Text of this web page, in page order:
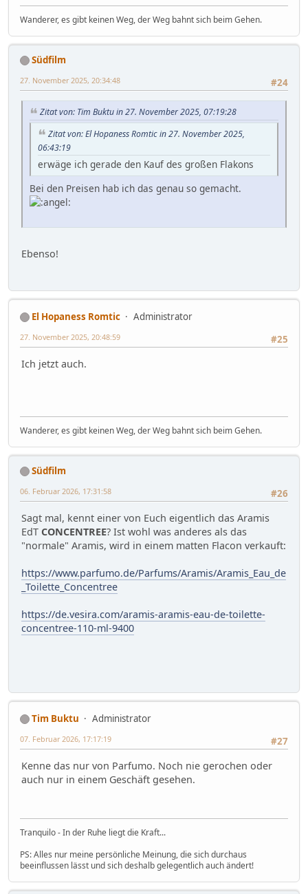
Wanderer, es gibt keinen Weg, der Weg bahnt sich beim Gehen.
Südfilm
#24
27. November 2025, 20:34:48
Zitat von: Tim Buktu in 27. November 2025, 07:19:28
Zitat von: El Hopaness Romtic in 27. November 2025,
06:43:19
erwäge ich gerade den Kauf des großen Flakons
Bei den Preisen hab ich das genau so gemacht.
Ebenso!
El Hopaness Romtic
Administrator
#25
27. November 2025, 20:48:59
Ich jetzt auch.
Wanderer, es gibt keinen Weg, der Weg bahnt sich beim Gehen.
Südfilm
#26
06. Februar 2026, 17:31:58
Sagt mal, kennt einer von Euch eigentlich das Aramis
EdT CONCENTREE? Ist wohl was anderes als das
"normale" Aramis, wird in einem matten Flacon verkauft:
https://www.parfumo.de/Parfums/Aramis/Aramis_Eau_de
_Toilette_Concentree
https://de.vesira.com/aramis-aramis-eau-de-toilette-
concentree-110-ml-9400
Tim Buktu
Administrator
#27
07. Februar 2026, 17:17:19
Kenne das nur von Parfumo. Noch nie gerochen oder
auch nur in einem Geschäft gesehen.
Tranquilo - In der Ruhe liegt die Kraft...
PS: Alles nur meine persönliche Meinung, die sich durchaus
beeinflussen lässt und sich deshalb gelegentlich auch ändert!